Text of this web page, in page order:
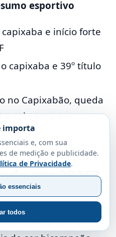
esportivo
e início forte
capixaba e 39º título
no Capixabão, queda
e cobrança por
em 2026?
porque o Rio
pelo próprio
importa
e, com sua
de medição e publicidade.
de Privacidade.
todos
essenciais